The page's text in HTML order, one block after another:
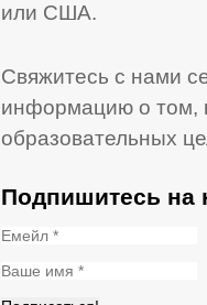
или США.
Свяжитесь с нами
информацию о том,
образовательных
Подпишитесь на